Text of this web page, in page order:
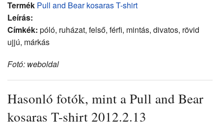
Termék Pull and Bear kosaras T-shirt
Leírás:
Címkék: póló, ruházat, felső, férfi, mintás, divatos, rövid
ujjú, márkás
Fotó: weboldal
Hasonló fotók, mint a Pull and Bear
kosaras T-shirt 2012.2.13